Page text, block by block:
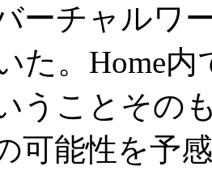
ーチャルワ
た。Home
うことその
可能性を予